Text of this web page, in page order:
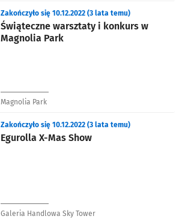
Świąteczne warsztaty i konkurs w
Magnolia Park
Zakończyło się 10.12.2022 (3 lata temu)
Magnolia Park
Egurolla X-Mas Show
Zakończyło się 10.12.2022 (3 lata temu)
Galeria Handlowa Sky Tower